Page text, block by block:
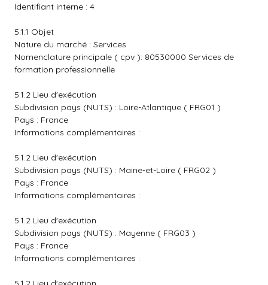
Identifiant interne : 4
5.1.1 Objet
Nature du marché : Services
Nomenclature principale ( cpv ): 80530000 Services de
formation professionnelle
5.1.2 Lieu d'exécution
Subdivision pays (NUTS) : Loire-Atlantique ( FRG01 )
Pays : France
Informations complémentaires :
5.1.2 Lieu d'exécution
Subdivision pays (NUTS) : Maine-et-Loire ( FRG02 )
Pays : France
Informations complémentaires :
5.1.2 Lieu d'exécution
Subdivision pays (NUTS) : Mayenne ( FRG03 )
Pays : France
Informations complémentaires :